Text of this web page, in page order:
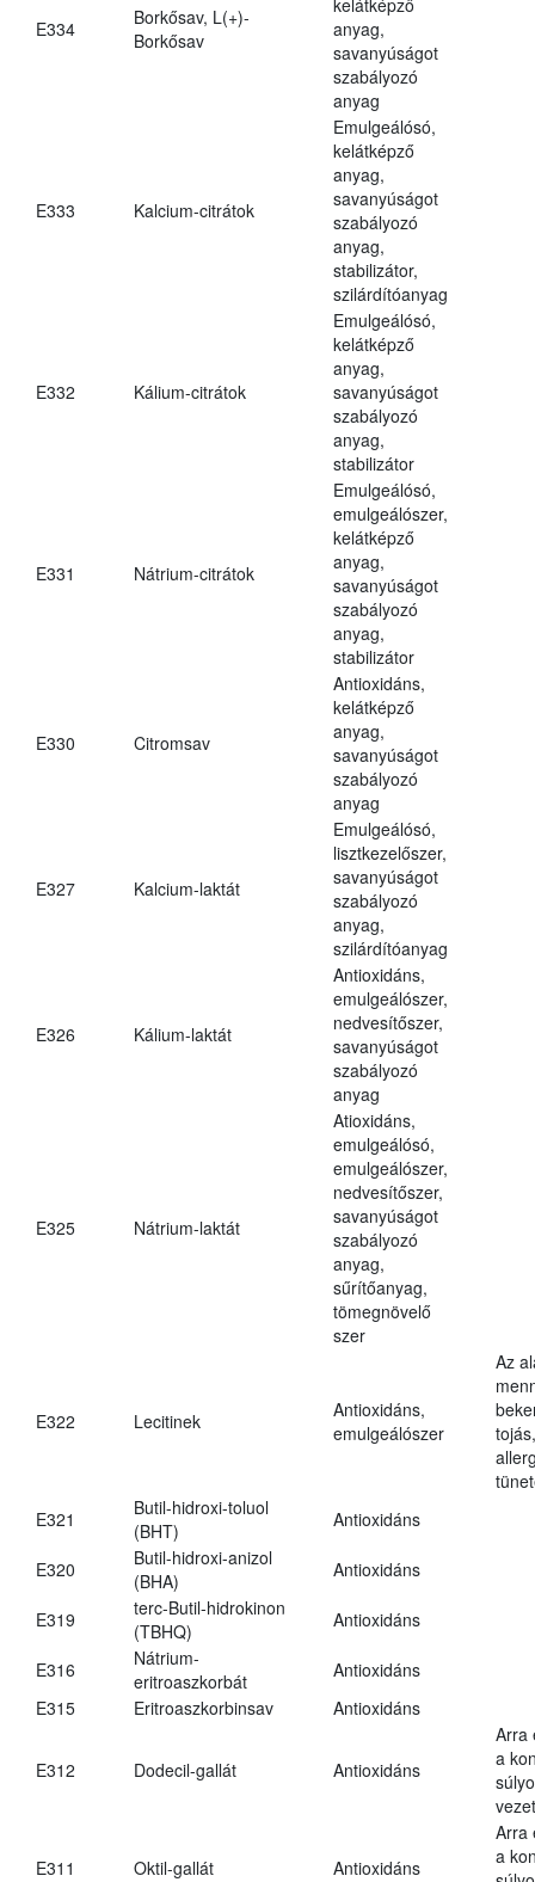
E334
Borkősav, L(+)-
Borkősav
anyag,
savanyúságot
szabályozó
anyag
E333 Kalcium-citrátok
Emulgeálósó,
kelátképző
anyag,
savanyúságot
szabályozó
anyag,
stabilizátor,
szilárdítóanyag
E332 Kálium-citrátok
Emulgeálósó,
kelátképző
anyag,
savanyúságot
szabályozó
anyag,
stabilizátor
E331 Nátrium-citrátok
Emulgeálósó,
emulgeálószer,
kelátképző
anyag,
savanyúságot
szabályozó
anyag,
stabilizátor
E330 Citromsav
Antioxidáns,
kelátképző
anyag,
savanyúságot
szabályozó
anyag
E327 Kalcium-laktát
Emulgeálósó,
lisztkezelőszer,
savanyúságot
szabályozó
anyag,
szilárdítóanyag
E326 Kálium-laktát
Antioxidáns,
emulgeálószer,
nedvesítőszer,
savanyúságot
szabályozó
anyag
E325 Nátrium-laktát
Atioxidáns,
emulgeálósó,
emulgeálószer,
nedvesítőszer,
savanyúságot
szabályozó
anyag,
sűrítőanyag,
tömegnövelő
szer
E322 Lecitinek
Antioxidáns,
emulgeálószer
Az
E321
Butil-hidroxi-toluol
(BHT)
Antioxidáns
E320
Butil-hidroxi-anizol
(BHA)
Antioxidáns
E319
terc-Butil-hidrokinon
(TBHQ)
Antioxidáns
E316
Nátrium-
eritroaszkorbát
Antioxidáns
E315
Eritroaszkorbinsav Antioxidáns
E312 Dodecil-gallát Antioxidáns
Arra
a
E311 Oktil-gallát Antioxidáns
Arra
a